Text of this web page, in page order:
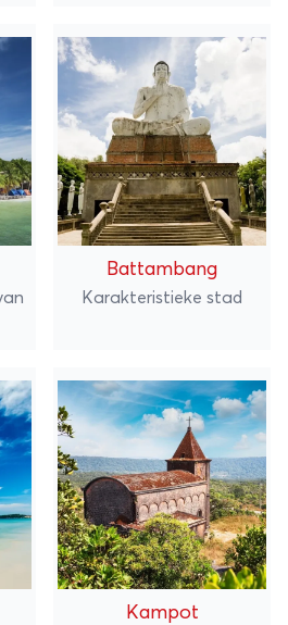
Battambang
Karakteristieke stad
Kampot